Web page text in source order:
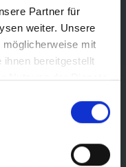
Partner für
weiter. Unsere
mit
bereitgestellt
Nutzung der Dienste